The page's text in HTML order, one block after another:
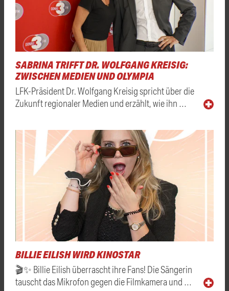
SABRINA TRIFFT DR. WOLFGANG KREISIG:
ZWISCHEN MEDIEN UND OLYMPIA
LFK-Präsident Dr. Wolfgang Kreisig spricht über die
Zukunft regionaler Medien und erzählt, wie ihn …
BILLIE EILISH WIRD KINOSTAR
🎬✨ Billie Eilish überrascht ihre Fans! Die Sängerin
tauscht das Mikrofon gegen die Filmkamera und …